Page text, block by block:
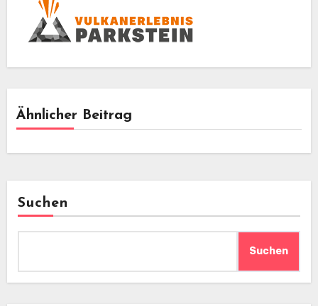
Ähnlicher Beitrag
Suchen
Suchen